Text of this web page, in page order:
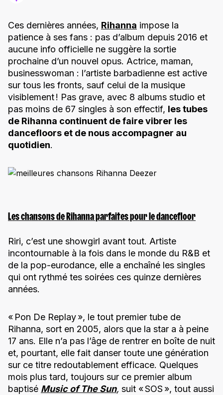
Ces dernières années, Rihanna impose la
patience à ses fans : pas d’album depuis 2016 et
aucune info officielle ne suggère la sortie
prochaine d’un nouvel opus. Actrice, maman,
businesswoman : l’artiste barbadienne est active
sur tous les fronts, sauf celui de la musique
visiblement ! Pas grave, avec 8 albums studio et
pas moins de 67 singles à son effectif, les tubes
de Rihanna continuent de faire vibrer les
dancefloors et de nous accompagner au
quotidien.
Les chansons de Rihanna parfaites pour le dancefloor
Riri, c’est une showgirl avant tout. Artiste
incontournable à la fois dans le monde du R&B et
de la pop-eurodance, elle a enchaîné les singles
qui ont rythmé tes soirées ces quinze dernières
années.
« Pon De Replay », le tout premier tube de
Rihanna, sort en 2005, alors que la star a à peine
17 ans. Elle n’a pas l’âge de rentrer en boîte de nuit
et, pourtant, elle fait danser toute une génération
sur ce titre redoutablement efficace. Quelques
mois plus tard, toujours sur ce premier album
baptisé Music of The Sun, suit « SOS », tout aussi